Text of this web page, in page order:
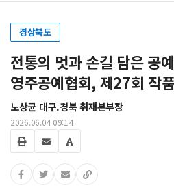
경상북도
전통의 멋과 손길 담은 공
영주공예협회, 제27회 작
노상균 대구.경북 취재본부장
2026.06.04 09:14